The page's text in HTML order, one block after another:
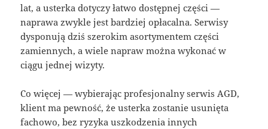
lat, a usterka dotyczy łatwo dostępnej części —
naprawa zwykle jest bardziej opłacalna. Serwisy
dysponują dziś szerokim asortymentem części
zamiennych, a wiele napraw można wykonać w
ciągu jednej wizyty.
Co więcej — wybierając profesjonalny serwis AGD,
klient ma pewność, że usterka zostanie usunięta
fachowo, bez ryzyka uszkodzenia innych